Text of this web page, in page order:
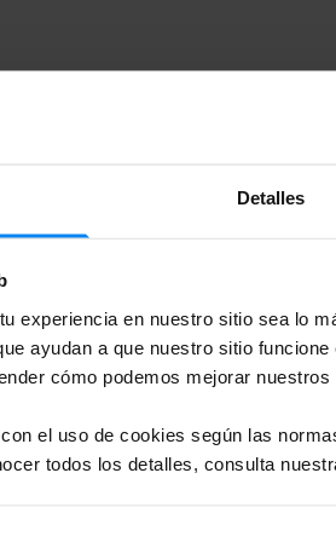
Detalles
experiencia en nuestro sitio sea lo
ayudan a que nuestro sitio
cómo podemos mejorar nuestros
el uso de cookies según las
todos los detalles, consulta
adaptarse a tus necesidades:
24 horas. Con el servicio
en la terminal. Si prefieres
de encuentro en el Centro
y viceversa a tu regreso.